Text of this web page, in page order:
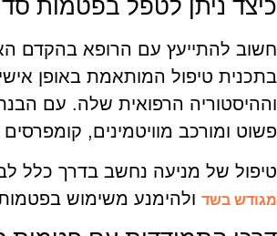
כיצד ניתן לטפל בפטמות
חשוב להתייעץ עם הרופא בהקדם
בתכנית טיפול המותאמת באופן
וההיסטוריה הרפואית שלה. עם
פשוט ומורכב מוויטמינים,
טיפול של מניעה נחשב בדרך כלל
מגודש בשד ולהימנע משימוש בפטמות